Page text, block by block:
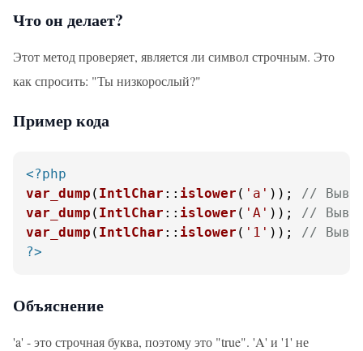
Что он делает?
Этот метод проверяет, является ли символ строчным. Это
как спросить: "Ты низкорослый?"
Пример кода
<?php
var_dump ( IntlChar :: islower ( 'a' )); //
var_dump ( IntlChar :: islower ( 'A' )); //
var_dump ( IntlChar :: islower ( '1' )); //
?>
Объяснение
'a' - это строчная буква, поэтому это "true". 'A' и '1' не